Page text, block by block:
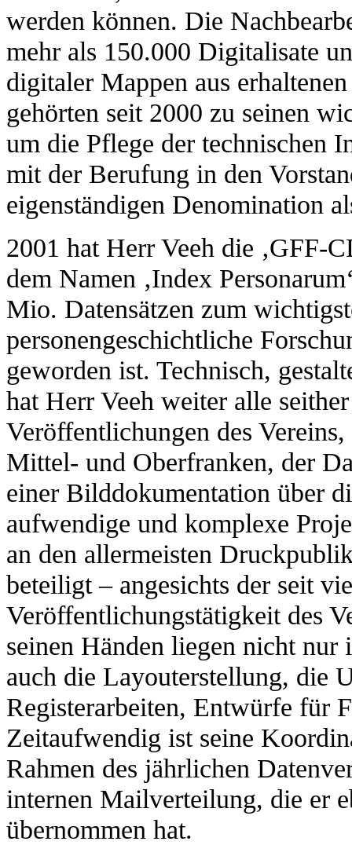
werden können. Die
mehr als 150.000 Digitalisate
digitaler Mappen aus
gehörten seit 2000 zu seinen
um die Pflege der technischen
mit der Berufung in den
eigenständigen Denomination
2001 hat Herr Veeh die ‚GFF-
dem Namen ‚Index
Mio. Datensätzen zum
personengeschichtliche
geworden ist. Technisch,
hat Herr Veeh weiter alle
Veröffentlichungen des
Mittel- und Oberfranken, der
einer Bilddokumentation über
aufwendige und komplexe
an den allermeisten
beteiligt – angesichts der seit
Veröffentlichungstätigkeit des
seinen Händen liegen nicht
auch die Layouterstellung, die
Registerarbeiten, Entwürfe für
Zeitaufwendig ist seine
Rahmen des jährlichen
internen Mailverteilung, die er
übernommen hat.